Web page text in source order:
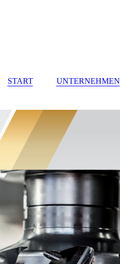
START UNTERNEHMEN